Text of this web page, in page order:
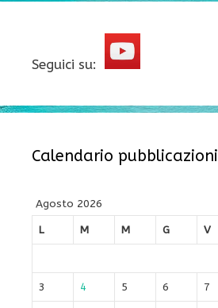
Seguici su:
Calendario pubblicazioni
Agosto 2026
L
M M G V
3 4 5 6 7